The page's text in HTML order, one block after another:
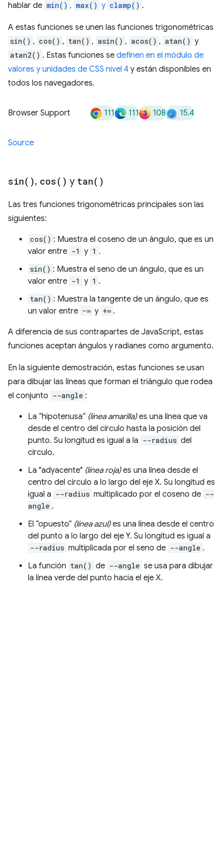
hablar de min() , max() y clamp() .
A estas funciones se unen las funciones trigonométricas
sin() , cos() , tan() , asin() , acos() , atan() y
atan2() . Estas funciones se definen en el módulo de
valores y unidades de CSS nivel 4 y están disponibles en
todos los navegadores.
Browser Support 111 111 108 15.4
Source
sin( ), cos( ) y tan( )
Las tres funciones trigonométricas principales son las
siguientes:
cos() : Muestra el coseno de un ángulo, que es un
valor entre -1 y 1 .
sin() : Muestra el seno de un ángulo, que es un
valor entre -1 y 1 .
tan() : Muestra la tangente de un ángulo, que es
un valor entre −∞ y +∞ .
A diferencia de sus contrapartes de JavaScript, estas
funciones aceptan ángulos y radianes como argumento.
En la siguiente demostración, estas funciones se usan
para dibujar las líneas que forman el triángulo que rodea
el conjunto --angle :
La “hipotenusa” (línea amarilla)es una línea que va
desde el centro del círculo hasta la posición del
punto. Su longitud es igual a la --radius del
círculo.
La "adyacente" (línea roja)es una línea desde el
centro del círculo a lo largo del eje X. Su longitud es
igual a --radius multiplicado por el coseno de --
angle .
El “opuesto” (línea azul)es una línea desde el centro
del punto a lo largo del eje Y. Su longitud es igual a
--radius multiplicada por el seno de --angle .
La función tan() de --angle se usa para dibujar
la línea verde del punto hacia el eje X.